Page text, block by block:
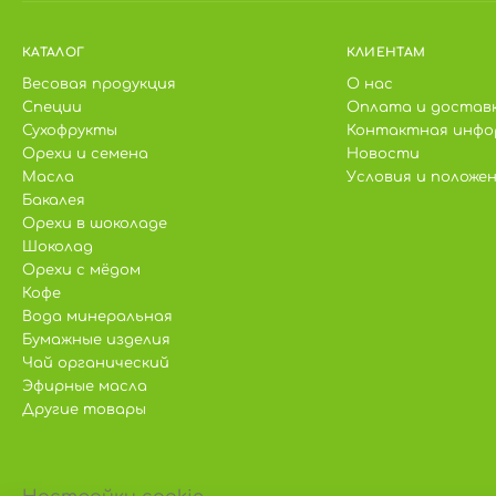
КАТАЛОГ
Весовая продукция
Специи
Сухофрукты
Орехи и семена
Масла
Бакалея
Орехи в шоколаде
Шоколад
Орехи с мёдом
Кофе
Вода минеральная
Бумажные изделия
Чай органический
Эфирные масла
Другие товары
КЛИЕНТАМ
О нас
Оплата и
Контактная
Новости
Условия и